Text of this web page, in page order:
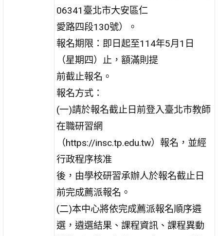
06341臺北市大安區仁
愛路四段130號）。
報名期限：即日起至114年5月1日
（星期四）止，額滿則提
前截止報名。
報名方式：
(一)請於報名截止日前登入臺北市教師
在職研習網
（https://insc.tp.edu.tw）報名，並經
行政程序核准
後，由學校研習承辦人於報名截止日
前完成薦派報名。
(二)本中心將依完成薦派報名順序遴
選，遴選結果、課程資訊、課程異動